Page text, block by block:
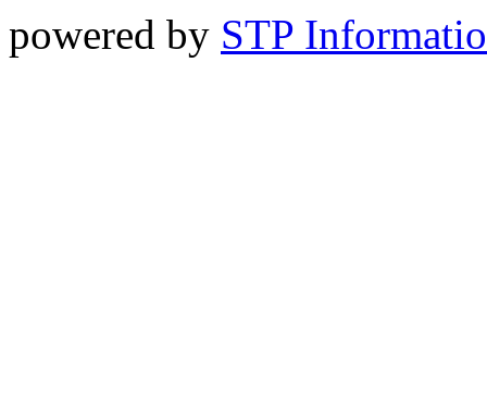
powered by STP